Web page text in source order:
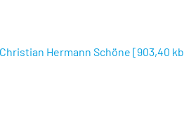
Hermann Schöne [903,40 kb